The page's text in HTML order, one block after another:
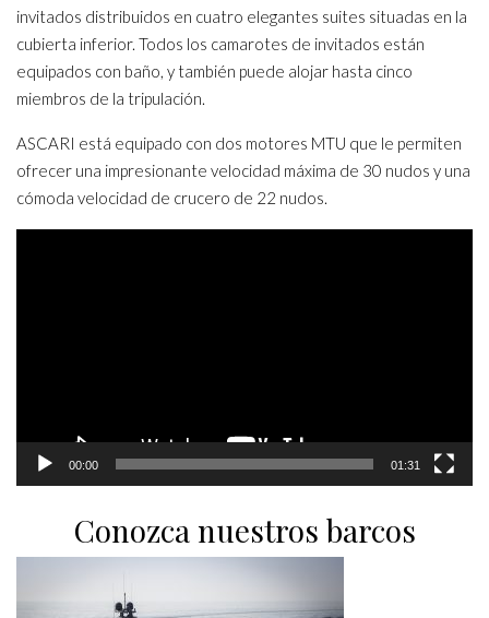
invitados distribuidos en cuatro elegantes suites situadas en la
cubierta inferior. Todos los camarotes de invitados están
equipados con baño, y también puede alojar hasta cinco
miembros de la tripulación.
ASCARI está equipado con dos motores MTU que le permiten
ofrecer una impresionante velocidad máxima de 30 nudos y una
cómoda velocidad de crucero de 22 nudos.
00:00 01:31
Conozca nuestros barcos